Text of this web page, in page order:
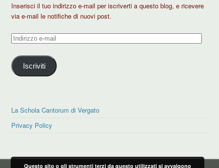
Inserisci il tuo indirizzo e-mail per iscriverti a questo blog, e ricevere
via e-mail le notifiche di nuovi post.
Indirizzo
mail
Iscriviti
La Schola Cantorum di Vergato
Privacy Policy
Questo sito o gli strumenti terzi da questo utilizzati si avvalgono